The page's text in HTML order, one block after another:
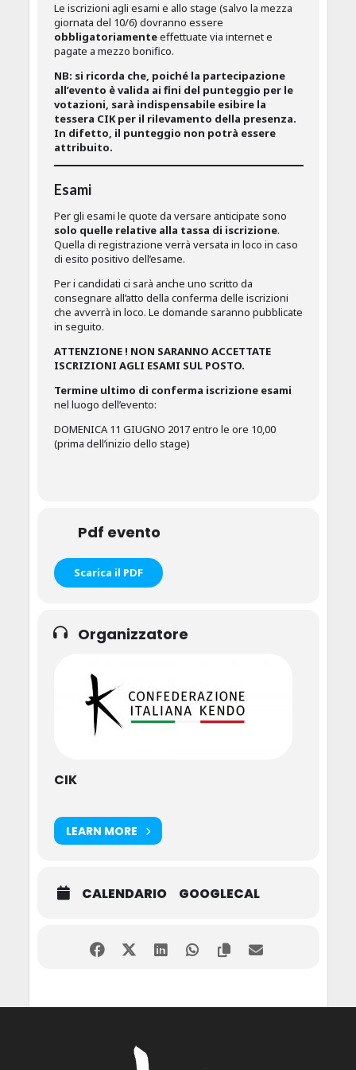
Le iscrizioni agli esami e allo stage (salvo la mezza
giornata del 10/6) dovranno essere
obbligatoriamenteeffettuate via internet e
pagate a mezzo bonifico.
NB: si ricorda che, poiché la partecipazione
all’evento è valida ai fini del punteggio per le
votazioni, sarà indispensabile esibire la
tessera CIK per il rilevamento della presenza.
In difetto, il punteggio non potrà essere
attribuito.
Esami
Per gli esami le quote da versare anticipate sono
solo quelle relative alla tassa di iscrizione.
Quella di registrazione verrà versata in loco in caso
di esito positivo dell’esame.
Per i candidati ci sarà anche uno scritto da
consegnare all’atto della conferma delle iscrizioni
che avverrà in loco. Le domande saranno pubblicate
in seguito.
ATTENZIONE ! NON SARANNO ACCETTATE
ISCRIZIONI AGLI ESAMI SUL POSTO.
Termine ultimo di conferma iscrizione esami
nel luogo dell’evento:
DOMENICA 11 GIUGNO 2017 entro le ore 10,00
(prima dell’inizio dello stage)
Pdf evento
Scarica il PDF
Organizzatore
CIK
LEARN MORE
CALENDARIO GOOGLECAL